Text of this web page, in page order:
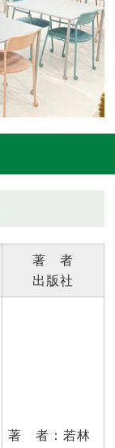
著 者
出版社
著 者：若林